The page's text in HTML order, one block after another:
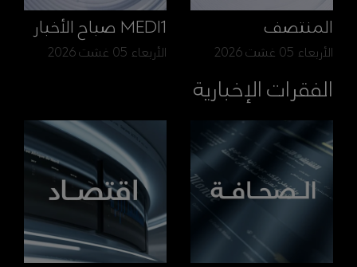
المنتصف
الأربعاء 05 غشت 2026
MEDI1 صباح الأخبار
الأربعاء 05 غشت 2026
الفقرات الإخبارية